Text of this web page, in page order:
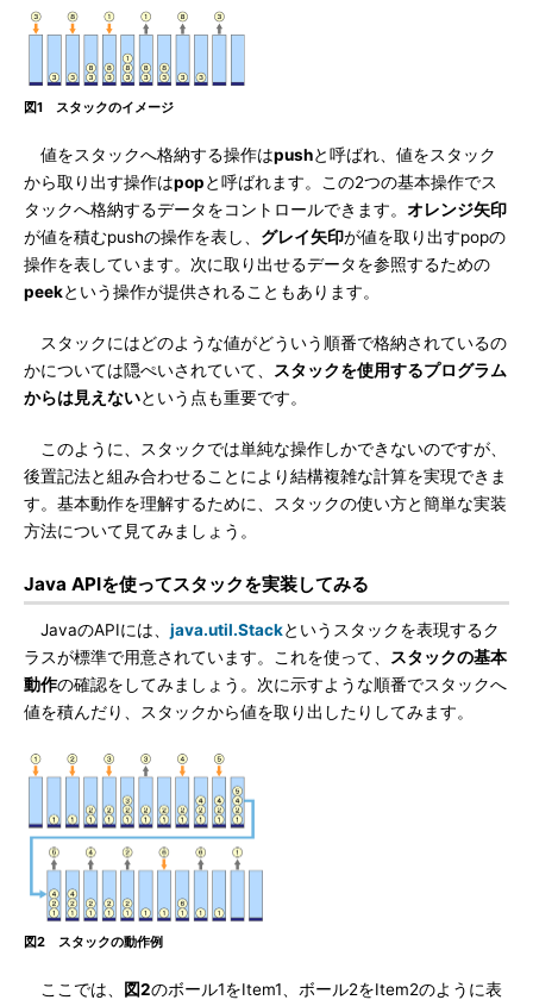
図1 スタックのイメージ
値をスタックへ格納する操作はpushと呼ばれ、値をスタック
から取り出す操作はpopと呼ばれます。この2つの基本操作でス
タックへ格納するデータをコントロールできます。 オレンジ矢印
が値を積むpushの操作を表し、 グレイ矢印が値を取り出すpopの
操作を表しています。次に取り出せるデータを参照するための
peekという操作が提供されることもあります。
スタックにはどのような値がどういう順番で格納されているの
かについては隠ぺいされていて、
スタックを使用するプログラム
からは見えないという点も重要です。
このように、スタックでは単純な操作しかできないのですが、
後置記法と組み合わせることにより結構複雑な計算を実現できま
す。基本動作を理解するために、スタックの使い方と簡単な実装
方法について見てみましょう。
Java APIを使ってスタックを実装してみる
JavaのAPIには、 java.util.Stackというスタックを表現するク
ラスが標準で用意されています。これを使って、
スタックの基本
動作の確認をしてみましょう。次に示すような順番でスタックへ
値を積んだり、スタックから値を取り出したりしてみます。
図2 スタックの動作例
ここでは、 図2のボール1をItem1、ボール2をItem2のように表